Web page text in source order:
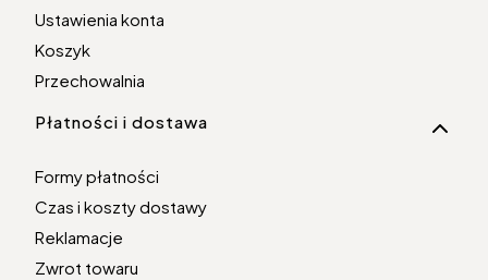
Ustawienia konta
Koszyk
Przechowalnia
Płatności i dostawa
Formy płatności
Czas i koszty dostawy
Reklamacje
Zwrot towaru